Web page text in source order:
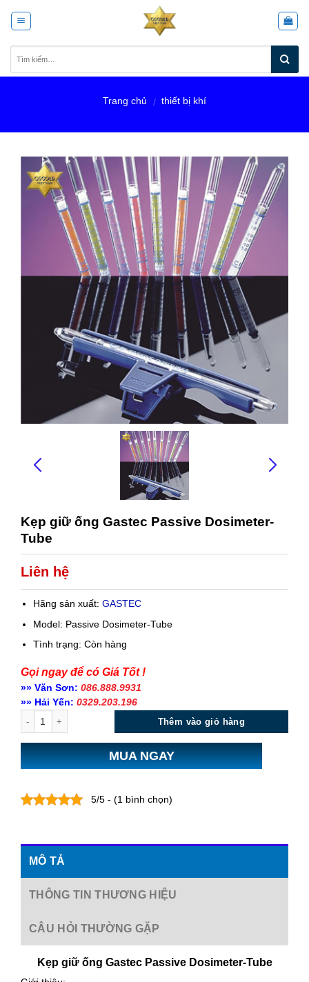
Trang chủ / thiết bị khí
Kẹp giữ ống Gastec Passive Dosimeter-
Tube
Liên hệ
Hãng sản xuất: GASTEC
Model: Passive Dosimeter-Tube
Tình trạng: Còn hàng
Gọi ngay để có Giá Tốt !
»» Văn Sơn: 086.888.9931
»» Hải Yến: 0329.203.196
Thêm vào giỏ hàng
MUA NGAY
5/5 - (1 bình chọn)
MÔ TẢ
THÔNG TIN THƯƠNG HIỆU
CÂU HỎI THƯỜNG GẶP
Kẹp giữ ống Gastec Passive Dosimeter-Tube